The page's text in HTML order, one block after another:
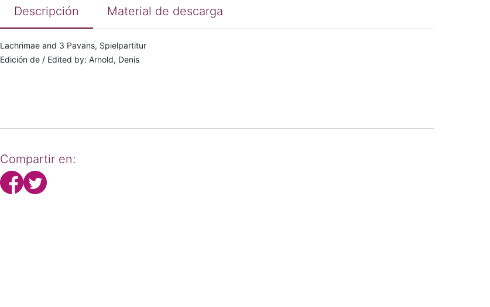
Descripción Material de descarga
Lachrimae and 3 Pavans, Spielpartitur
Edición de / Edited by: Arnold, Denis
Compartir en: